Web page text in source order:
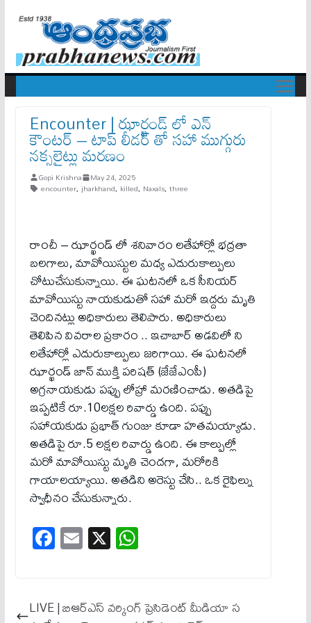
Encounter | ఝార్ఖండ్ లో ఎన్
కౌంట‌ర్ – టాప్ లీడ‌ర్ తో స‌హా ముగ్గురు
న‌క్స‌లైట్లు మ‌ర‌ణం
Gopi Krishna May 24, 2025
encounter, jharkhand, killed, Naxals, three
రాంచీ – ఝార్ఖండ్ లో శనివారం లతేహార్లో భద్రతా
బలగాలు, మావోయిస్టుల మధ్య ఎదురుకాల్పులు
చోటుచేసుకున్నాయి. ఈ ఘటనలో ఒక సీనియర్
మావోయిస్టు నాయకుడుతో స‌హా మ‌రో ఇద్ద‌రు మృతి
చెందినట్లు అధికారులు తెలిపారు. అధికారులు
తెలిపిన వివరాల ప్రకారం .. ఇచాబార్‌ అడవిలో ని
లతేహార్లో ఎదురుకాల్పులు జరిగాయి. ఈ ఘటనలో
ఝార్ఖండ్ జాన్ ముక్తి పరిషత్ (జేజేఎంపీ)
అగ్రనాయకుడు పప్పు లోహ్రా మరణించాడు. అతడిపై
ఇప్పటికే రూ.10లక్షల రివార్డు ఉంది. పప్పు
సహాయకుడు ప్రభాత్ గుంజు కూడా హతమయ్యాడు.
అతడిపై రూ.5 లక్షల రివార్డు ఉంది. ఈ కాల్పుల్లో
మరో మావోయిస్టు మృతి చెంద‌గా, మ‌రోరికి
గాయాలయ్యాయి. అతడిని అరెస్టు చేసి.. ఒక రైఫిల్ను
స్వాధీనం చేసుకున్నారు.
Fa
ce
ok
E
m
X W
ha
A
LIVE | బిఆర్ఎస్ వర్కింగ్ ప్రెసిడెంట్ మీడియా స